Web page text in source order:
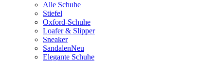
Alle Schuhe
Stiefel
Oxford-Schuhe
Loafer & Slipper
Sneaker
SandalenNeu
Elegante Schuhe